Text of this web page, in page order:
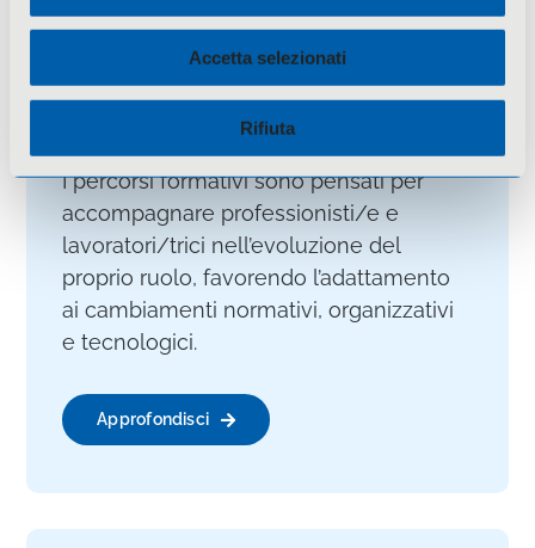
Accetta selezionati
Rifiuta
La formazione professionalizzante è
finalizzata all’aggiornamento continuo
delle competenze e al consolidamento
delle conoscenze professionali nel
I percorsi formativi sono pensati per
accompagnare professionisti/e e
lavoratori/trici nell’evoluzione del
proprio ruolo, favorendo l’adattamento
ai cambiamenti normativi, organizzativi
e tecnologici.
Approfondisci